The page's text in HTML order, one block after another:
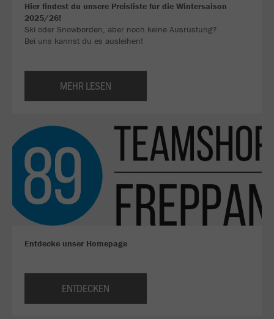
Hier findest du unsere Preisliste für die Wintersaison
2025/26!
Ski oder Snowborden, aber noch keine Ausrüstung?
Bei uns kannst du es ausleihen!
MEHR LESEN
Entdecke unser Homepage
ENTDECKEN